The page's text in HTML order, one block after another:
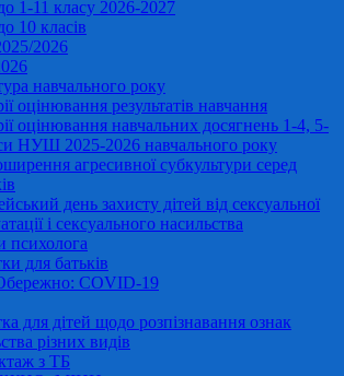
1-11 класу 2026-2027
10 класів
2026
навчального року
оцінювання результатів навчання
оцінювання навчальних досягнень 1-4, 5-
НУШ 2025-2026 навчального року
агресивної субкультури серед
день захисту дітей від сексуальної
і сексуального насильства
психолога
для батьків
COVID-19
для дітей щодо розпізнавання ознак
різних видів
з ТБ